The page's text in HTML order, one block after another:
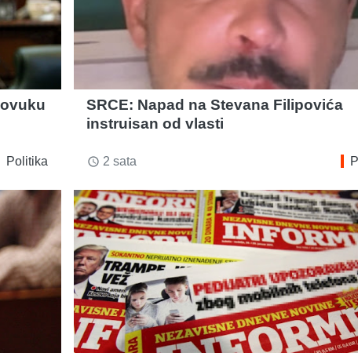
Politika
SRCE: Napad na Stevana Filipovića
instruisan od vlasti
access_time 2 sata